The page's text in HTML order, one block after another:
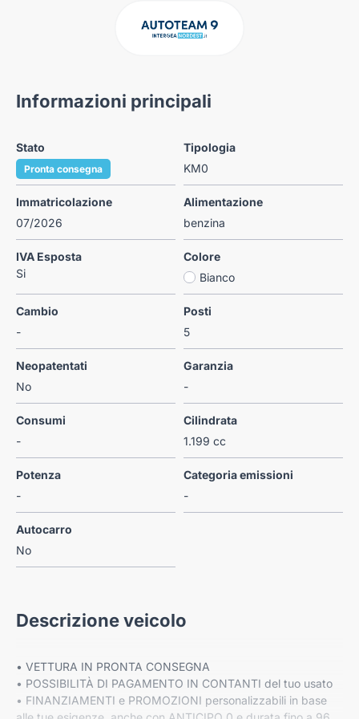
Informazioni principali
Stato
Pronta consegna
Tipologia
KM0
Immatricolazione
07/2026
Alimentazione
benzina
IVA Esposta
Si
Colore
Bianco
Cambio
-
Posti
5
Neopatentati
No
Garanzia
-
Consumi
-
Cilindrata
1.199 cc
Potenza
-
Categoria emissioni
-
Autocarro
No
Descrizione veicolo
• VETTURA IN PRONTA CONSEGNA
• POSSIBILITÀ DI PAGAMENTO IN CONTANTI del tuo usato
• FINANZIAMENTI e PROMOZIONI personalizzabili in base